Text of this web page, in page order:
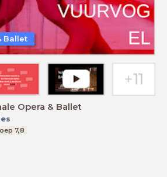
Opera & Ballet
7,8
Ballet